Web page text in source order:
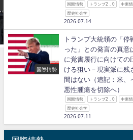
国内政治
米国を中心とした米側
陣営の経済は今後、不
況下の物価高＝スタグ
フレーション＝の時代
に暗転（暫定投稿）
2024年4月26日
信サービス
「Youtube
ライナ・オ
ー」を危険
（「今後の
記）
2022年4月19
国際情勢 トランプ2．0
中東
歴史社会学
2026.07.14
国際情勢
トランプ大統領の「停
った」との発言の真意
に覚書履行に向けての
ける狙い－現実派に残
間はない（追記：米、
悪性腫瘍を切除へ）
国際情勢 トランプ2．0
中東
歴史社会学
2026.07.11